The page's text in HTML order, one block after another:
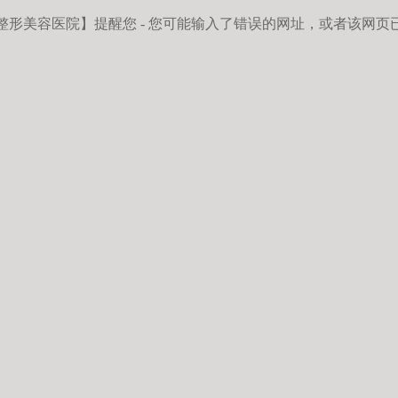
形美容医院】 提醒您 - 您可能输入了错误的网址，或者该网页